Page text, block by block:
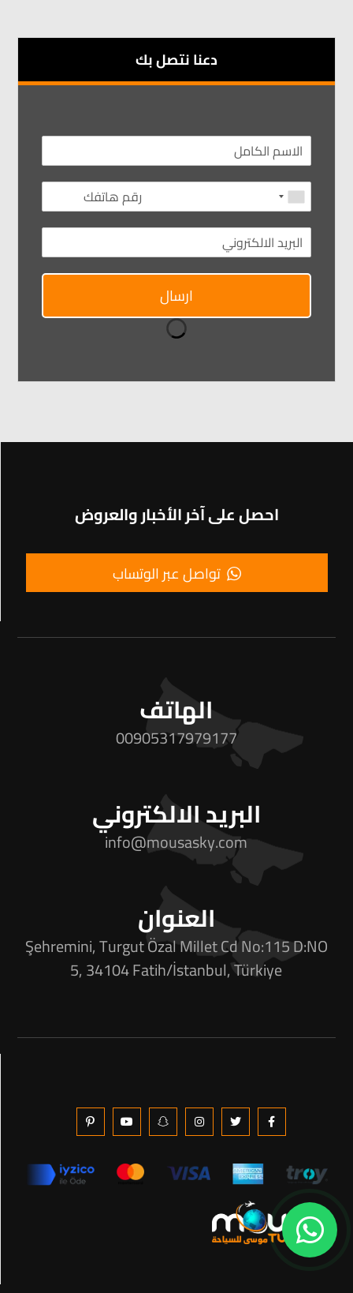
دعنا نتصل بك
ارسال
احصل على آخر الأخبار والعروض
تواصل عبر الوتساب
الهاتف
00905317979177
البريد الالكتروني
info@mousasky.com
العنوان
Şehremini, Turgut Özal Millet Cd No:115 D:NO
5, 34104 Fatih/İstanbul, Türkiye